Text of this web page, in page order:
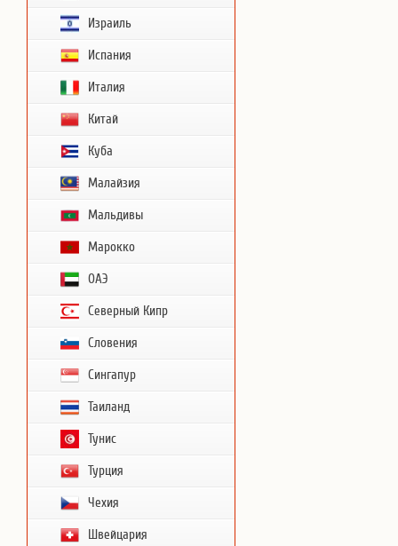
Израиль
Испания
Италия
Китай
Куба
Малайзия
Мальдивы
Марокко
ОАЭ
Северный Кипр
Словения
Сингапур
Таиланд
Тунис
Турция
Чехия
Швейцария